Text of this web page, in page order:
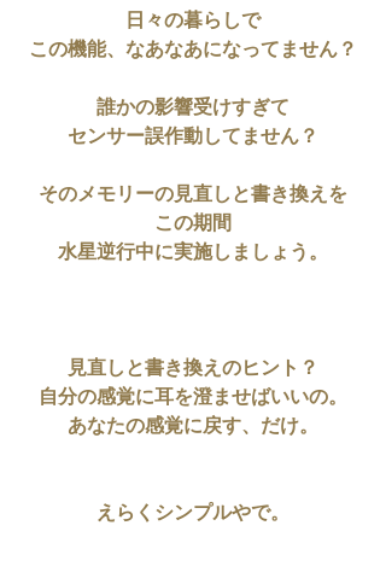
日々の暮らしで
この機能、なあなあになってません？
誰かの影響受けすぎて
センサー誤作動してません？
そのメモリーの見直しと書き換えを
この期間
水星逆行中に実施しましょう。
見直しと書き換えのヒント？
自分の感覚に耳を澄ませばいいの。
あなたの感覚に戻す、だけ。
えらくシンプルやで。